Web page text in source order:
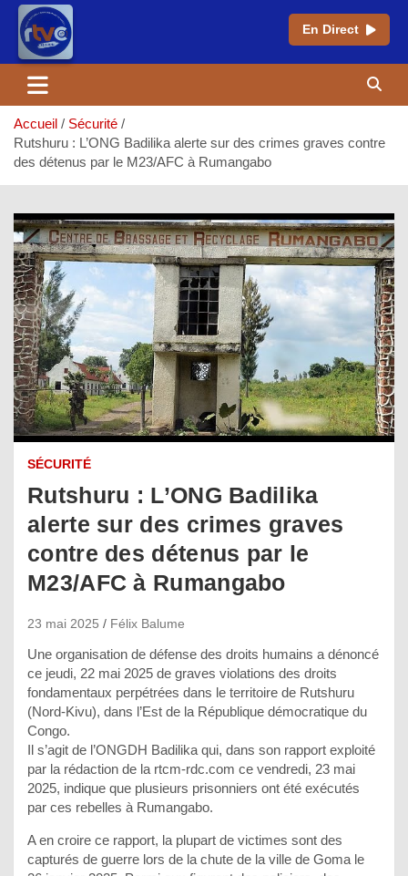
En Direct
contenu
Accueil
Sécurité
Rutshuru : L’ONG Badilika alerte sur des crimes graves contre
des détenus par le M23/AFC à Rumangabo
SÉCURITÉ
Rutshuru : L’ONG Badilika
alerte sur des crimes graves
contre des détenus par le
M23/AFC à Rumangabo
23 mai 2025 Félix Balume
Une organisation de défense des droits humains a dénoncé
ce jeudi, 22 mai 2025 de graves violations des droits
fondamentaux perpétrées dans le territoire de Rutshuru
(Nord-Kivu), dans l’Est de la République démocratique du
Congo.
Il s’agit de l’ONGDH Badilika qui, dans son rapport exploité
par la rédaction de la rtcm-rdc.com ce vendredi, 23 mai
2025, indique que plusieurs prisonniers ont été exécutés
par ces rebelles à Rumangabo.
A en croire ce rapport, la plupart de victimes sont des
capturés de guerre lors de la chute de la ville de Goma le